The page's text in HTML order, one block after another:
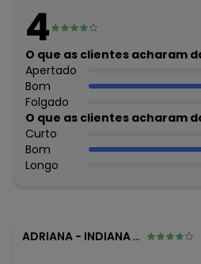
Histórico de preços
O preço apresentado abaixo é o
algum dia do mês, para o menor
agosto/2026
julho/2026
junho/2026
maio/2026
abril/2026
março/2026
fevereiro/2026
4
O que as clientes acharam
Apertado
Bom
Folgado
O que as clientes acharam
Curto
Bom
Longo
ADRIANA - INDIANA - SP